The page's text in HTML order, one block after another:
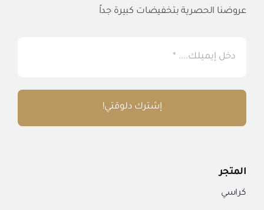
عروضنا الحصرية بتخفيضات كبيرة جداً
إشترك دلوقتي!
المتجر
كراسي